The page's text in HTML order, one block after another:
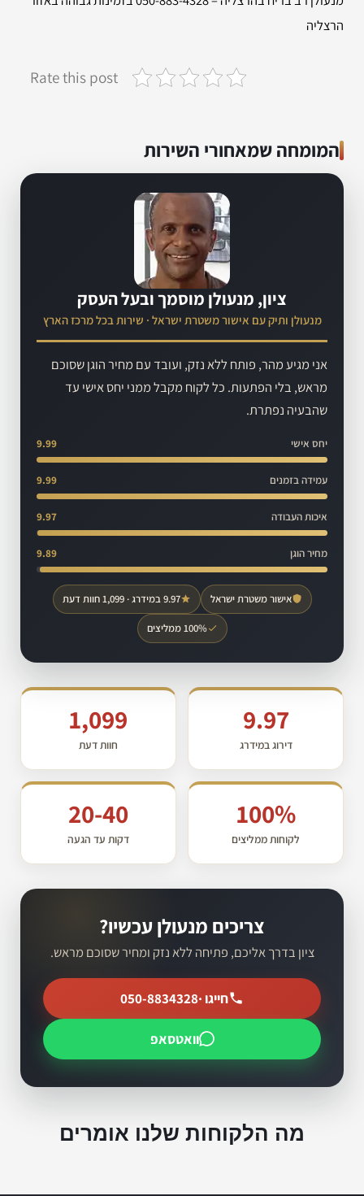
הרצליה
Rate this post
המומחה שמאחורי השירות
ציון, מנעולן מוסמך ובעל העסק
מנעולן ותיק עם אישור משטרת ישראל · שירות בכל מרכז הארץ
אני מגיע מהר, פותח ללא נזק, ועובד עם מחיר הוגן שסוכם
מראש, בלי הפתעות. כל לקוח מקבל ממני יחס אישי עד
שהבעיה נפתרת.
יחס אישי 9.99
עמידה בזמנים 9.99
איכות העבודה 9.97
מחיר הוגן 9.89
אישור משטרת ישראל 9.97 במידרג · 1,099 חוות דעת
100% ממליצים
9.97
דירוג במידרג
1,099
חוות דעת
100%
לקוחות ממליצים
20-40
דקות עד הגעה
צריכים מנעולן עכשיו?
ציון בדרך אליכם, פתיחה ללא נזק ומחיר שסוכם מראש.
חייגו ·050-8834328
וואטסאפ
מה הלקוחות שלנו אומרים